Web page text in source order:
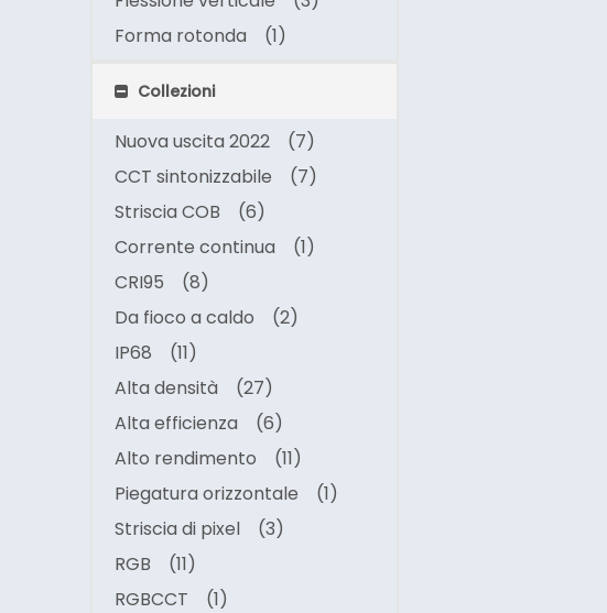
Forma rotonda
(1)
Collezioni
Nuova uscita 2022
(7)
CCT sintonizzabile
(7)
Striscia COB
(6)
Corrente continua
(1)
CRI95
(8)
Da fioco a caldo
(2)
IP68
(11)
Alta densità
(27)
Alta efficienza
(6)
Alto rendimento
(11)
Piegatura orizzontale
(1)
Striscia di pixel
(3)
RGB
(11)
RGBCCT
(1)